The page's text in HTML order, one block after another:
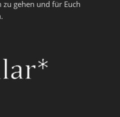
gehen und für Euch